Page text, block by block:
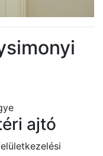
ajtó